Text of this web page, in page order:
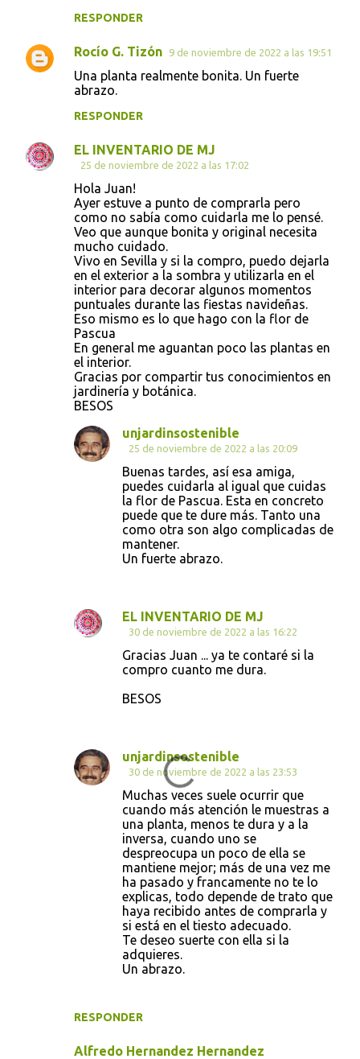
RESPONDER
Rocío G. Tizón 9 de noviembre de 2022 a las 19:51
Una planta realmente bonita. Un fuerte
abrazo.
RESPONDER
EL INVENTARIO DE MJ
25 de noviembre de 2022 a las 17:02
Hola Juan!
Ayer estuve a punto de comprarla pero
como no sabía como cuidarla me lo pensé.
Veo que aunque bonita y original necesita
mucho cuidado.
Vivo en Sevilla y si la compro, puedo dejarla
en el exterior a la sombra y utilizarla en el
interior para decorar algunos momentos
puntuales durante las fiestas navideñas.
Eso mismo es lo que hago con la flor de
Pascua
En general me aguantan poco las plantas en
el interior.
Gracias por compartir tus conocimientos en
jardinería y botánica.
BESOS
RESPONDER
unjardinsostenible
25 de noviembre de 2022 a las 20:09
Buenas tardes, así esa amiga,
puedes cuidarla al igual que cuidas
la flor de Pascua. Esta en concreto
puede que te dure más. Tanto una
como otra son algo complicadas de
mantener.
Un fuerte abrazo.
EL INVENTARIO DE MJ
30 de noviembre de 2022 a las 16:22
Gracias Juan ... ya te contaré si la
compro cuanto me dura.
BESOS
unjardinsostenible
30 de noviembre de 2022 a las 23:53
Muchas veces suele ocurrir que
cuando más atención le muestras a
una planta, menos te dura y a la
inversa, cuando uno se
despreocupa un poco de ella se
mantiene mejor; más de una vez me
ha pasado y francamente no te lo
explicas, todo depende de trato que
haya recibido antes de comprarla y
si está en el tiesto adecuado.
Te deseo suerte con ella si la
adquieres.
Un abrazo.
Alfredo Hernandez Hernandez